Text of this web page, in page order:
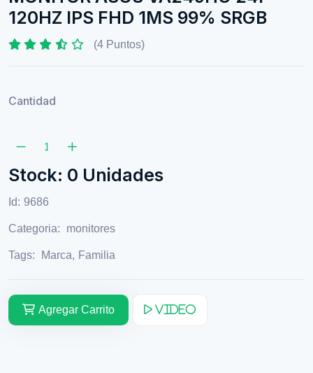
120HZ IPS FHD 1MS 99% SRGB
(4 Puntos)
Cantidad
Stock: 0 Unidades
Id: 9686
Categoria: monitores
Tags: Marca, Familia
Agregar Carrito Video